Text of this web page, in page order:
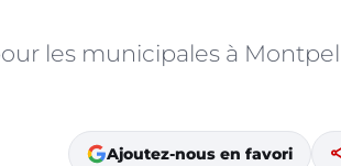
les municipales à
Ajoutez-nous en favori